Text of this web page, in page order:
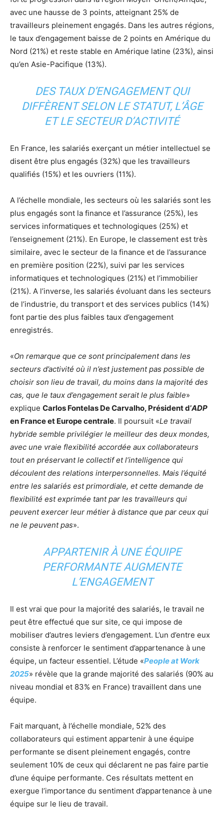
avec une hausse de 3 points, atteignant 25% de
travailleurs pleinement engagés. Dans les autres régions,
le taux d’engagement baisse de 2 points en Amérique du
Nord (21%) et reste stable en Amérique latine (23%), ainsi
qu’en Asie-Pacifique (13%).
DES TAUX D’ENGAGEMENT QUI
DIFFÈRENT SELON LE STATUT, L’ÂGE
ET LE SECTEUR D’ACTIVITÉ
En France, les salariés exerçant un métier intellectuel se
disent être plus engagés (32%) que les travailleurs
qualifiés (15%) et les ouvriers (11%).
A l’échelle mondiale, les secteurs où les salariés sont les
plus engagés sont la finance et l’assurance (25%), les
services informatiques et technologiques (25%) et
l’enseignement (21%). En Europe, le classement est très
similaire, avec le secteur de la finance et de l’assurance
en première position (22%), suivi par les services
informatiques et technologiques (21%) et l’immobilier
(21%). A l’inverse, les salariés évoluant dans les secteurs
de l’industrie, du transport et des services publics (14%)
font partie des plus faibles taux d’engagement
enregistrés.
«On remarque que ce sont principalement dans les
secteurs d’activité où il n’est justement pas possible de
choisir son lieu de travail, du moins dans la majorité des
cas, que le taux d’engagement serait le plus faible»
explique Carlos Fontelas De Carvalho, Président d’ADP
en France et Europe centrale. Il poursuit «Le travail
hybride semble privilégier le meilleur des deux mondes,
avec une vraie flexibilité accordée aux collaborateurs
tout en préservant le collectif et l’intelligence qui
découlent des relations interpersonnelles. Mais l’équité
entre les salariés est primordiale, et cette demande de
flexibilité est exprimée tant par les travailleurs qui
peuvent exercer leur métier à distance que par ceux qui
ne le peuvent pas».
APPARTENIR À UNE ÉQUIPE
PERFORMANTE AUGMENTE
L’ENGAGEMENT
Il est vrai que pour la majorité des salariés, le travail ne
peut être effectué que sur site, ce qui impose de
mobiliser d’autres leviers d’engagement. L’un d’entre eux
consiste à renforcer le sentiment d’appartenance à une
équipe, un facteur essentiel. L’étude «People at Work
2025» révèle que la grande majorité des salariés (90% au
niveau mondial et 83% en France) travaillent dans une
équipe.
Fait marquant, à l’échelle mondiale, 52% des
collaborateurs qui estiment appartenir à une équipe
performante se disent pleinement engagés, contre
seulement 10% de ceux qui déclarent ne pas faire partie
d’une équipe performante. Ces résultats mettent en
exergue l’importance du sentiment d’appartenance à une
équipe sur le lieu de travail.